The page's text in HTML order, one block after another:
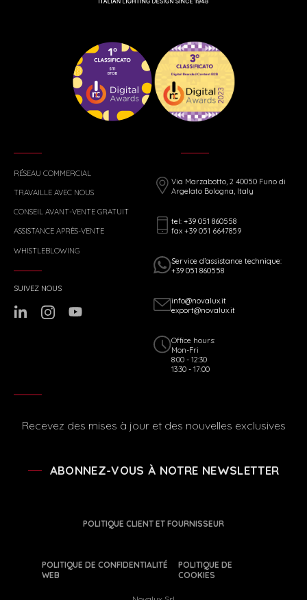
RÉSEAU COMMERCIAL
TRAVAILLE AVEC NOUS
CONSEIL AVANT-VENTE GRATUIT
ASSISTANCE APRÈS-VENTE
WHISTLEBLOWING
Via Marzabotto, 2 40050 Funo di
Argelato Bologna, Italy
tel: +39 051 860558
fax +39 051 6647859
Service d’assistance technique:
+39 051 860558
info@novalux.it
export@novalux.it
Office hours:
Mon-Fri
8:00 - 12:30
13:30 - 17:00
SUIVEZ NOUS
Recevez des mises à jour et des nouvelles exclusives
ABONNEZ-VOUS À NOTRE NEWSLETTER
POLITIQUE CLIENT ET FOURNISSEUR
POLITIQUE DE CONFIDENTIALITÉ
WEB
POLITIQUE DE
COOKIES